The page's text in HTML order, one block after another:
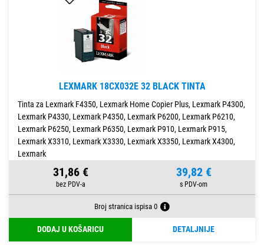
LEXMARK 18CX032E 32 BLACK TINTA
Tinta za Lexmark F4350, Lexmark Home Copier Plus, Lexmark P4300,
Lexmark P4330, Lexmark P4350, Lexmark P6200, Lexmark P6210,
Lexmark P6250, Lexmark P6350, Lexmark P910, Lexmark P915,
Lexmark X3310, Lexmark X3330, Lexmark X3350, Lexmark X4300,
Lexmark
31,86 € 39,82 €
Broj stranica ispisa 0
DODAJ U KOŠARICU DETALJNIJE